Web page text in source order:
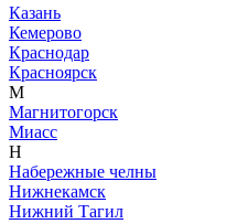
Казань
Кемерово
Краснодар
Красноярск
М
Магнитогорск
Миасс
Н
Набережные челны
Нижнекамск
Нижний Тагил